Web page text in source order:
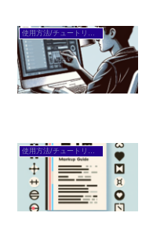
使用方法/チュートリアル